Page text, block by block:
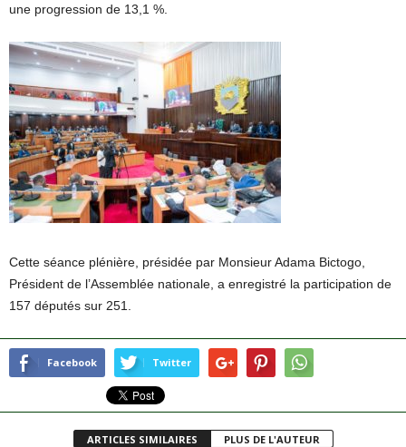
une progression de 13,1 %.
Cette séance plénière, présidée par Monsieur Adama Bictogo,
Président de l’Assemblée nationale, a enregistré la participation de
157 députés sur 251.
Facebook Twitter
ARTICLES SIMILAIRES PLUS DE L'AUTEUR